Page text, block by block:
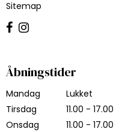
Sitemap
Åbningstider
Mandag
Lukket
Tirsdag
11.00 - 17.00
Onsdag
11.00 - 17.00